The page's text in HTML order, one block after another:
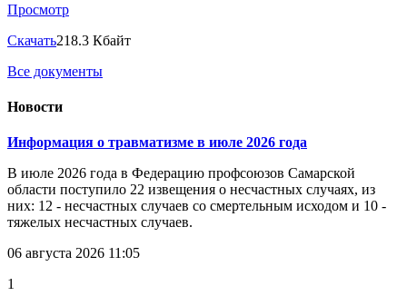
Просмотр
Скачать218.3 Кбайт
Все документы
Новости
Информация о травматизме в июле 2026 года
В июле 2026 года в Федерацию профсоюзов Самарской
области поступило 22 извещения о несчастных случаях, из
них: 12 - несчастных случаев со смертельным исходом и 10 -
тяжелых несчастных случаев.
06 августа 2026 11:05
1